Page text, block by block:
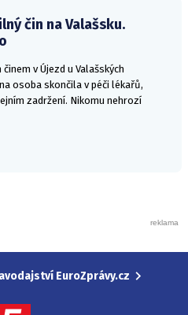
čin na Valašsku.
v Újezd u Valašských
osoba skončila v péči lékařů,
zadržení. Nikomu nehrozí
EuroZprávy.cz